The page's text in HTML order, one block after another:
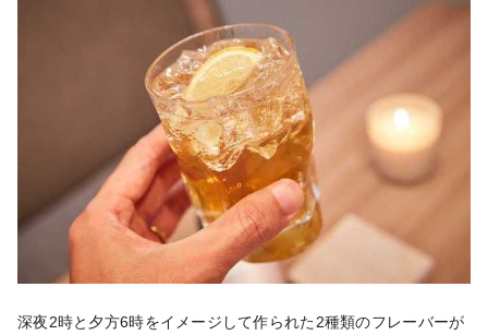
深夜2時と夕方6時をイメージして作られた2種類のフレーバーが